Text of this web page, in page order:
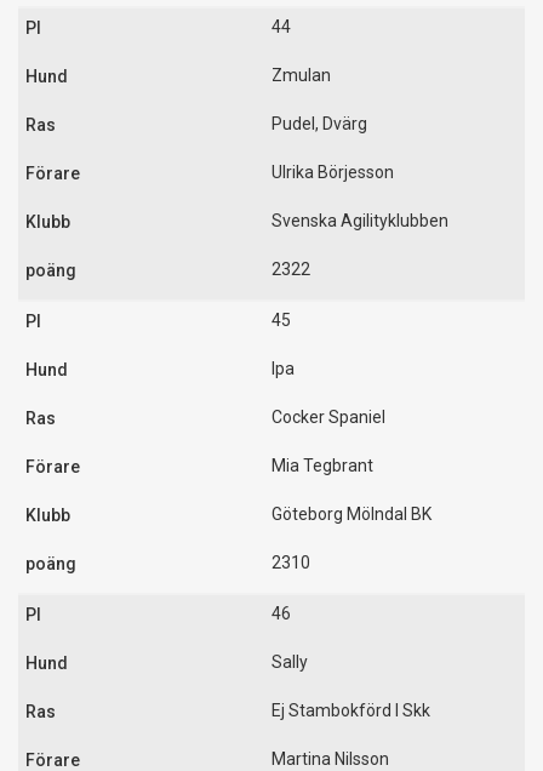
44
Zmulan
Pudel, Dvärg
Ulrika Börjesson
Svenska Agilityklubben
2322
45
Ipa
Cocker Spaniel
Mia Tegbrant
Göteborg Mölndal BK
2310
46
Sally
Ej Stambokförd I Skk
Martina Nilsson